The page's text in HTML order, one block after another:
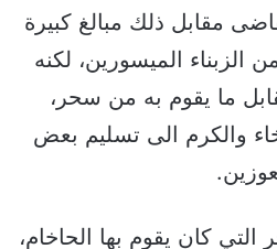
مقابل ذلك مبالغ كبيرة
الزبناء الميسورين، لكنه
ما يقوم به من سحر،
والكرم الى تسليم بعض
كان يقوم بها الحاخام،